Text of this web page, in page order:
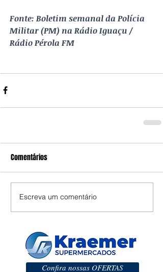
Fonte: Boletim semanal da Polícia
Militar (PM) na Rádio Iguaçu /
Rádio Pérola FM
Comentários
Escreva um comentário
Confira nossas OFERTAS